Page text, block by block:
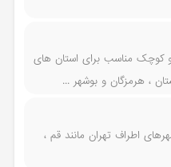
کوچک مناسب برای استان های
، هرمزگان و بوشهر ...
اطراف تهران مانند قم ،